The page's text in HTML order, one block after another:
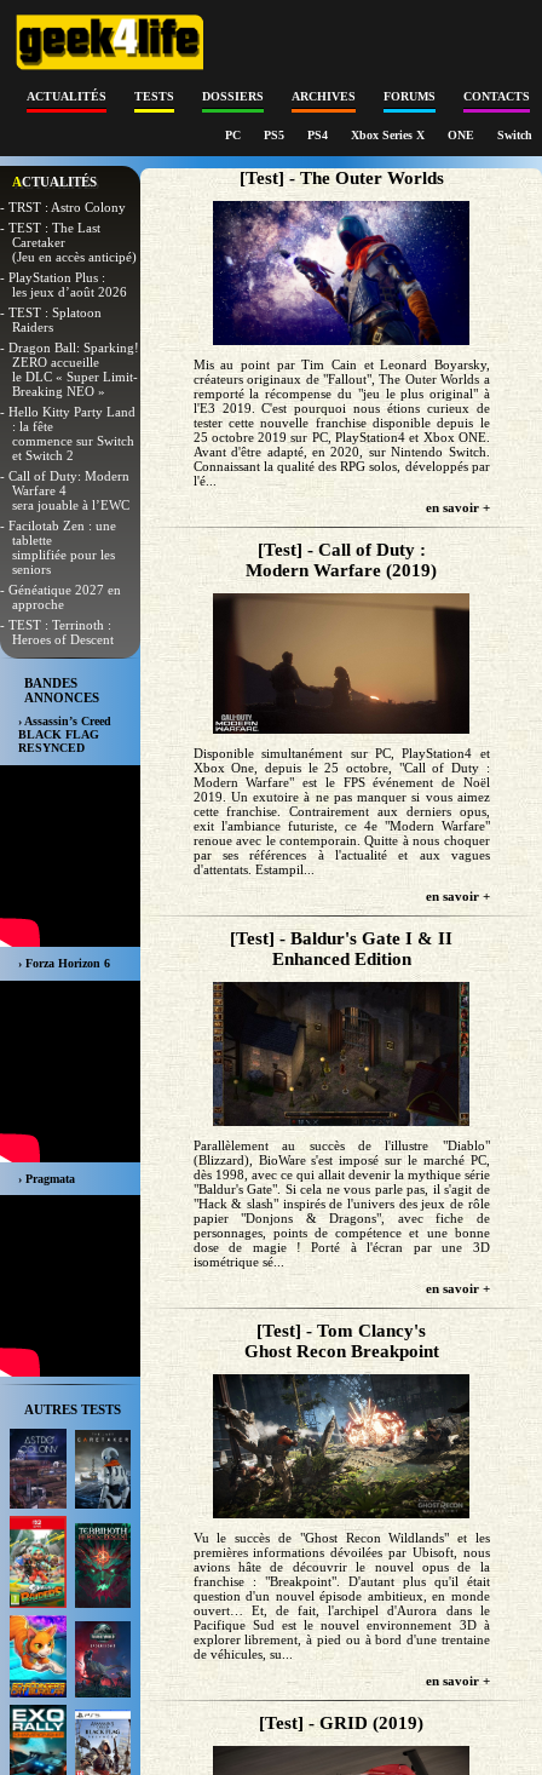
ACTUALITÉS TESTS DOSSIERS ARCHIVES FORUMS CONTACTS
PC PS5 PS4 Xbox Series X ONE Switch
ACTUALITÉS
- TRST : Astro Colony
- TEST : The Last
Caretaker
(Jeu en accès anticipé)
- PlayStation Plus :
les jeux d’août 2026
- TEST : Splatoon
Raiders
- Dragon Ball: Sparking!
ZERO accueille
le DLC « Super Limit-
Breaking NEO »
- Hello Kitty Party Land
: la fête
commence sur Switch
et Switch 2
- Call of Duty: Modern
Warfare 4
sera jouable à l’EWC
- Facilotab Zen : une
tablette
simplifiée pour les
seniors
- Généatique 2027 en
approche
- TEST : Terrinoth :
Heroes of Descent
BANDES
ANNONCES
› Assassin’s Creed
BLACK FLAG
RESYNCED
› Forza Horizon 6
› Pragmata
AUTRES TESTS
[Test] - The Outer Worlds
Mis au point par Tim Cain et Leonard Boyarsky,
créateurs originaux de "Fallout", The Outer Worlds a
remporté la récompense du "jeu le plus original" à
l'E3 2019. C'est pourquoi nous étions curieux de
tester cette nouvelle franchise disponible depuis le
25 octobre 2019 sur PC, PlayStation4 et Xbox ONE.
Avant d'être adapté, en 2020, sur Nintendo Switch.
Connaissant la qualité des RPG solos, développés par
l'é...
en savoir +
[Test] - Call of Duty :
Modern Warfare (2019)
Disponible simultanément sur PC, PlayStation4 et
Xbox One, depuis le 25 octobre, "Call of Duty :
Modern Warfare" est le FPS événement de Noël
2019. Un exutoire à ne pas manquer si vous aimez
cette franchise. Contrairement aux derniers opus,
exit l'ambiance futuriste, ce 4e "Modern Warfare"
renoue avec le contemporain. Quitte à nous choquer
par ses références à l'actualité et aux vagues
d'attentats. Estampil...
en savoir +
[Test] - Baldur's Gate I & II
Enhanced Edition
Parallèlement au succès de l'illustre "Diablo"
(Blizzard), BioWare s'est imposé sur le marché PC,
dès 1998, avec ce qui allait devenir la mythique série
"Baldur's Gate". Si cela ne vous parle pas, il s'agit de
"Hack & slash" inspirés de l'univers des jeux de rôle
papier "Donjons & Dragons", avec fiche de
personnages, points de compétence et une bonne
dose de magie ! Porté à l'écran par une 3D
isométrique sé...
en savoir +
[Test] - Tom Clancy's
Ghost Recon Breakpoint
Vu le succès de "Ghost Recon Wildlands" et les
premières informations dévoilées par Ubisoft, nous
avions hâte de découvrir le nouvel opus de la
franchise : "Breakpoint". D'autant plus qu'il était
question d'un nouvel épisode ambitieux, en monde
ouvert… Et, de fait, l'archipel d'Aurora dans le
Pacifique Sud est le nouvel environnement 3D à
explorer librement, à pied ou à bord d'une trentaine
de véhicules, su...
en savoir +
[Test] - GRID (2019)